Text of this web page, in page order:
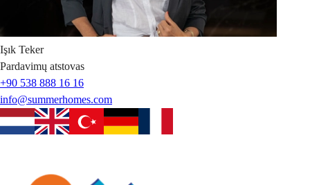
Işık Teker
Pardavimų atstovas
+90 538 888 16 16
info@summerhomes.com